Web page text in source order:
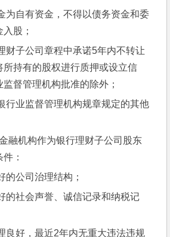
股；
所持有的股权进行质押或设立信
督管理机构批准的除外；
：
的公司治理结构；